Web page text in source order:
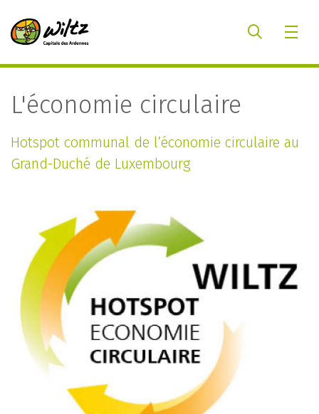
L'économie circulaire
Hotspot communal de l’économie circulaire au
Grand-Duché de Luxembourg